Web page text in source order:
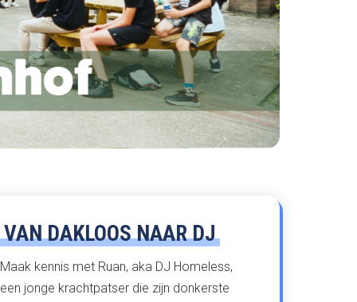
VAN DAKLOOS NAAR DJ
Maak kennis met Ruan, aka DJ Homeless,
een jonge krachtpatser die zijn donkerste